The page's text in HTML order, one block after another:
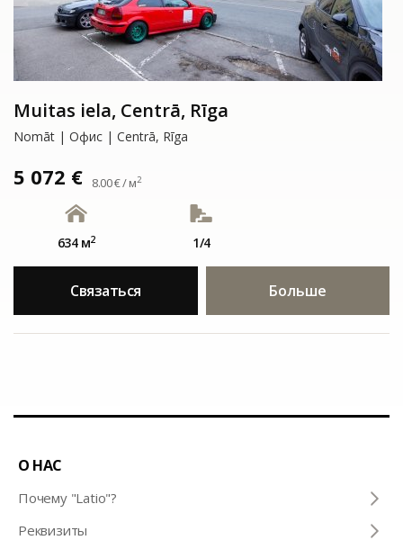
Muitas iela, Centrā, Rīga
Nomāt | Офис | Centrā, Rīga
5 072 € 8.00 € / м2
634 м2 1/4
Связаться Больше
О НАС
Почему "Latio"?
Pеквизиты